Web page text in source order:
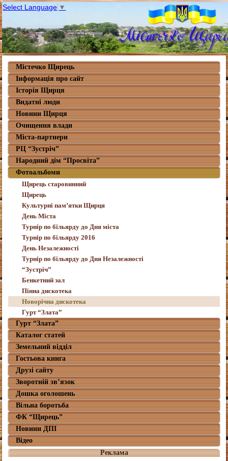
Select Language ▼
Містечко Щирець
Інформація про сайт
Історія Щирця
Видатні люди
Новини Щирця
Очищення влади
Міста-партнери
РЦ “Зустріч”
Народний дім “Просвіта”
Фотоальбоми
Щирець старовинний
Щирець
Культурні пам’ятки Щирця
День Міста
Турнір по більярду до Дня міста
Турнір по більярду 2016
День Незалежності
Турнір по більярду до Дня Незалежності
“Зустріч”
Бенкетний зал
Пінна дискотека
Новорічна дискотека
Гурт “Злата”
Гурт “Злата”
Каталог статей
Земельний відділ
Гостьова книга
Друзі сайту
Зворотній зв’язок
Дошка оголошень
Вільна боротьба
ФК “Щирець”
Новини ДПІ
Відео
Реклама